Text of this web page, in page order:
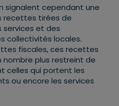
signalent cependant une
recettes tirées de
services et des
collectivités locales.
fiscales, ces recettes
plus restreint de
celles qui portent les
ou encore les services